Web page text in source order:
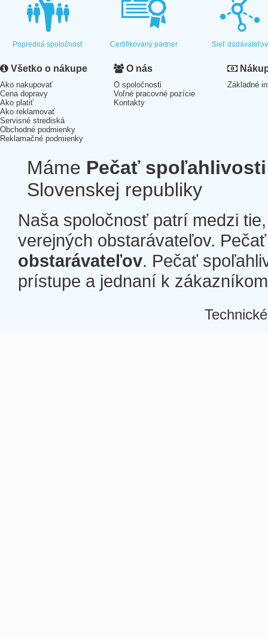
Popredná spoločnosť Certifikovaný partner Sieť dodávateľov
Všetko o nákupe
Ako nakupovať
Cena dopravy
Ako platiť
Ako reklamovať
Servisné strediská
Obchodné podmienky
Reklamačné podmienky
O nás
O spoločnosti
Voľné pracovné pozície
Kontakty
Základné
Máme Pečať spoľahlivosti
Slovenskej republiky
Naša spoločnosť patrí medzi
verejných obstarávateľov.
obstarávateľov. Pečať
prístupe a jednaní k